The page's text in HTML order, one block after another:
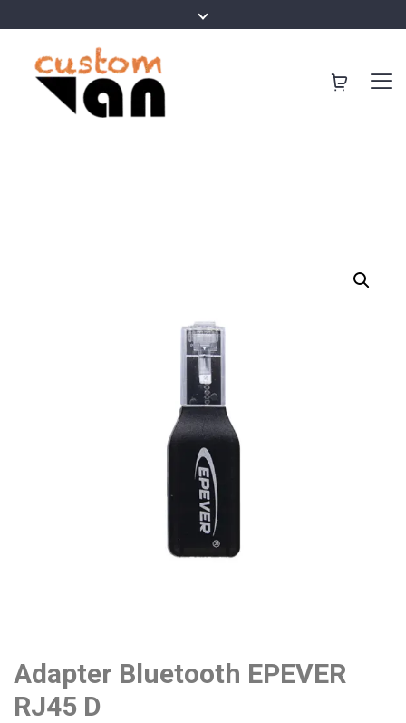
Adapter Bluetooth EPEVER
RJ45 D